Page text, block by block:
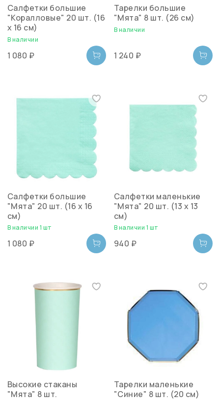
Салфетки большие
"Коралловые" 20 шт. (16
х 16 см)
В наличии
1 080 ₽
Тарелки большие
"Мята" 8 шт. (26 см)
В наличии
1 240 ₽
Салфетки большие
"Мята" 20 шт. (16 х 16
см)
В наличии 1 шт
1 080 ₽
Салфетки маленькие
"Мята" 20 шт. (13 х 13
см)
В наличии 1 шт
940 ₽
Высокие стаканы
"Мята" 8 шт.
Тарелки маленькие
"Синие" 8 шт. (20 см)